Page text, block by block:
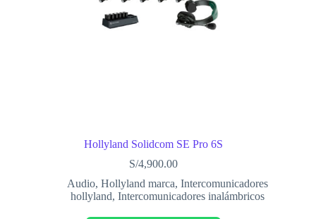
Hollyland Solidcom SE Pro 6S
S/4,900.00
Audio, Hollyland marca, Intercomunicadores
hollyland, Intercomunicadores inalámbricos